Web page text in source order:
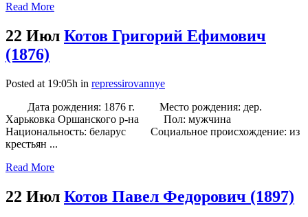
Read More
22 Июл Котов Григорий Ефимович
(1876)
Posted at 19:05h in repressirovannye
Дата рождения: 1876 г. Место рождения: дер.
Харьковка Оршанского р-на Пол: мужчина
Национальность: беларус Социальное происхождение: из
крестьян ...
Read More
22 Июл Котов Павел Федорович (1897)